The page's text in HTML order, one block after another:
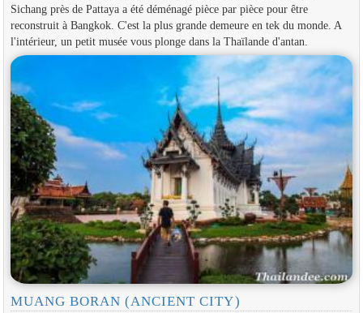
Sichang près de Pattaya a été déménagé pièce par pièce pour être
reconstruit à Bangkok. C'est la plus grande demeure en tek du monde. A
l'intérieur, un petit musée vous plonge dans la Thaïlande d'antan.
MUANG BORAN (ANCIENT CITY)